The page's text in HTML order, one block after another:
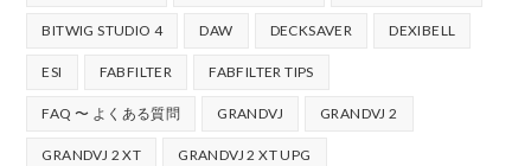
BITWIG STUDIO 4 DAW DECKSAVER DEXIBELL
ESI FABFILTER FABFILTER TIPS
FAQ 〜 よくある質問 GRANDVJ GRANDVJ 2
GRANDVJ 2 XT GRANDVJ 2 XT UPG